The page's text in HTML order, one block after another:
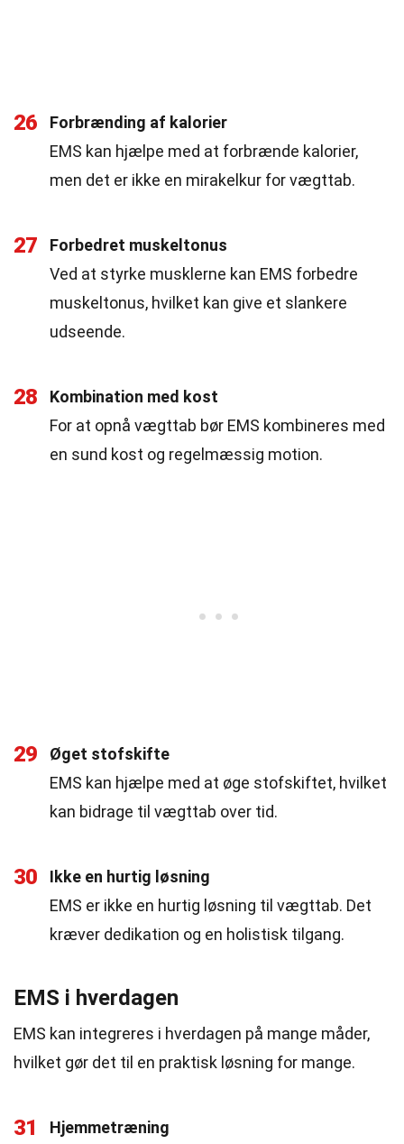
26
Forbrænding af kalorier
EMS kan hjælpe med at forbrænde kalorier,
men det er ikke en mirakelkur for vægttab.
27
Forbedret muskeltonus
Ved at styrke musklerne kan EMS forbedre
muskeltonus, hvilket kan give et slankere
udseende.
28
Kombination med kost
For at opnå vægttab bør EMS kombineres med
en sund kost og regelmæssig motion.
29
Øget stofskifte
EMS kan hjælpe med at øge stofskiftet, hvilket
kan bidrage til vægttab over tid.
30
Ikke en hurtig løsning
EMS er ikke en hurtig løsning til vægttab. Det
kræver dedikation og en holistisk tilgang.
EMS i hverdagen
EMS kan integreres i hverdagen på mange måder,
hvilket gør det til en praktisk løsning for mange.
31
Hjemmetræning